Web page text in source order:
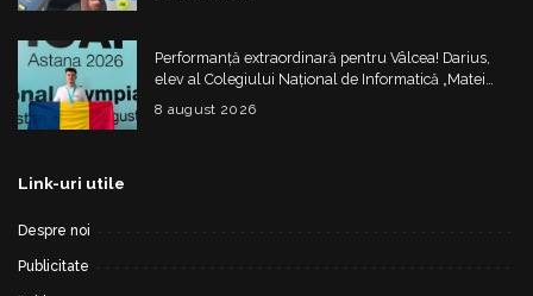
Performanță extraordinară pentru Vâlcea! Darius,
elev al Colegiului Național de Informatică „Matei
Basarab”, a cucerit argintul la Olimpiada
Internațională de Inteligență Artificială
8 august 2026
Link-uri utile
Despre noi
Publicitate